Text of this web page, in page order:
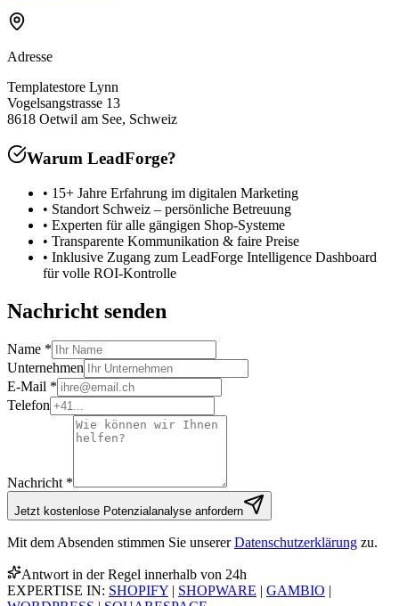
Adresse
Templatestore Lynn
Vogelsangstrasse 13
8618 Oetwil am See, Schweiz
Warum LeadForge?
• 15+ Jahre Erfahrung im digitalen Marketing
• Standort Schweiz – persönliche Betreuung
• Experten für alle gängigen Shop-Systeme
• Transparente Kommunikation & faire Preise
• Inklusive Zugang zum LeadForge Intelligence Dashboard
für volle ROI-Kontrolle
Nachricht senden
Name *
Unternehmen
E-Mail *
Telefon
Nachricht *
Jetzt kostenlose Potenzialanalyse anfordern
Mit dem Absenden stimmen Sie unserer Datenschutzerklärung zu.
Antwort in der Regel innerhalb von 24h
EXPERTISE IN: SHOPIFY SHOPWARE GAMBIO